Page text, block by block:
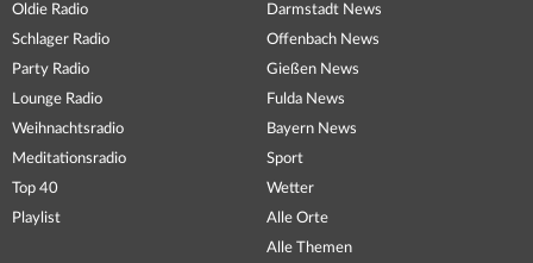
Oldie Radio
Schlager Radio
Party Radio
Lounge Radio
Weihnachtsradio
Meditationsradio
Top 40
Playlist
Darmstadt News
Offenbach News
Gießen News
Fulda News
Bayern News
Sport
Wetter
Alle Orte
Alle Themen